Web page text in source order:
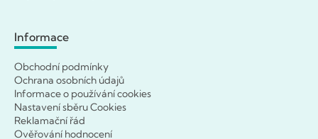
Informace
Obchodní podmínky
Ochrana osobních údajů
Informace o používání cookies
Nastavení sběru Cookies
Reklamační řád
Ověřování hodnocení